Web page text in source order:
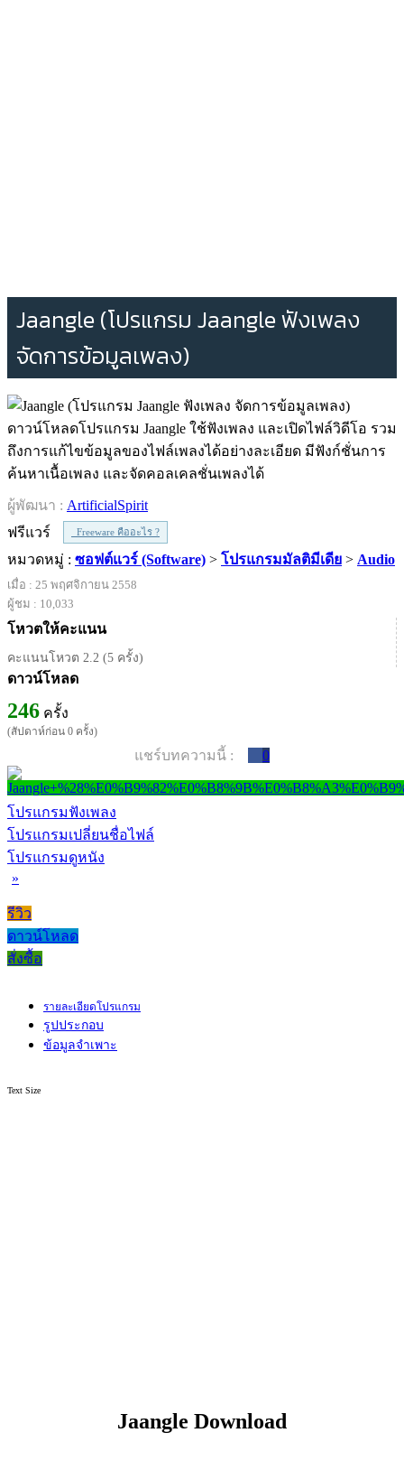
Jaangle (โปรแกรม Jaangle ฟังเพลง
จัดการข้อมูลเพลง)
ดาวน์โหลดโปรแกรม Jaangle ใช้ฟังเพลง และเปิดไฟล์วิดีโอ รวม
ถึงการแก้ไขข้อมูลของไฟล์เพลงได้อย่างละเอียด มีฟังก์ชั่นการ
ค้นหาเนื้อเพลง และจัดคอลเคลชั่นเพลงได้
ผู้พัฒนา : ArtificialSpirit
ฟรีแวร์
Freeware คืออะไร ?
หมวดหมู่ : ซอฟต์แวร์ (Software) > โปรแกรมมัลติมีเดีย > Audio
เมื่อ : 25 พฤศจิกายน 2558
ผู้ชม : 10,033
โหวตให้คะแนน
คะแนนโหวต 2.2 (5 ครั้ง)
ดาวน์โหลด
246 ครั้ง
(สัปดาห์ก่อน 0 ครั้ง)
แชร์บทความนี้ : 0
โปรแกรมฟังเพลง
โปรแกรมเปลี่ยนชื่อไฟล์
โปรแกรมดูหนัง
»
รีวิว
ดาวน์โหลด
สั่งซื้อ
รายละเอียดโปรแกรม
รูปประกอบ
ข้อมูลจำเพาะ
Text Size
Jaangle Download